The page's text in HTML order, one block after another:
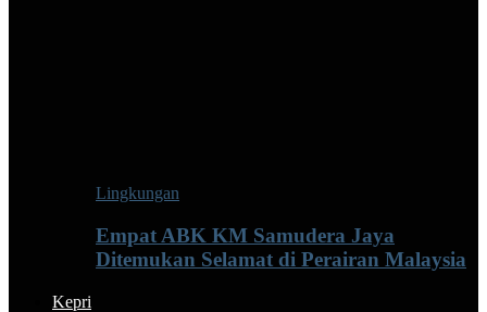
Lingkungan
Empat ABK KM Samudera Jaya
Ditemukan Selamat di Perairan Malaysia
Kepri